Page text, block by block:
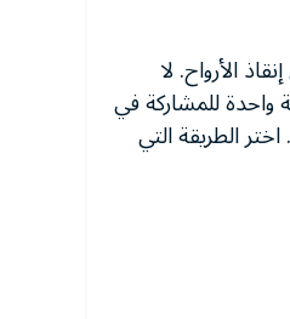
الأرواح. لا
للمشاركة في
اختر الطريقة التي